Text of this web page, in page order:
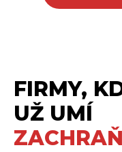
FIRMY,
UŽ UMÍ